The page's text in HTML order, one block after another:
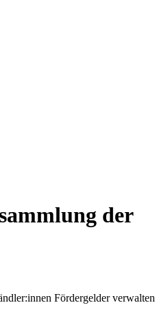
der
Fördergelder